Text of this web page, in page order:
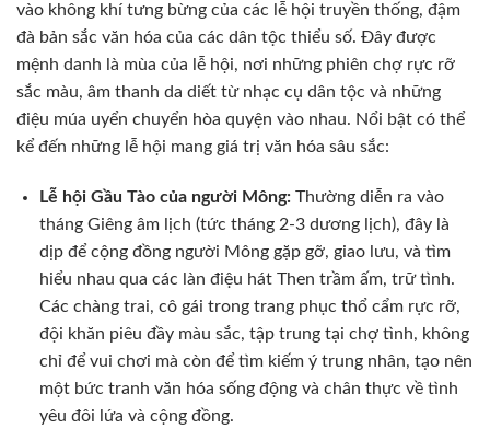
vào không khí tưng bừng của các lễ hội truyền thống, đậm
đà bản sắc văn hóa của các dân tộc thiểu số. Đây được
mệnh danh là mùa của lễ hội, nơi những phiên chợ rực rỡ
sắc màu, âm thanh da diết từ nhạc cụ dân tộc và những
điệu múa uyển chuyển hòa quyện vào nhau. Nổi bật có thể
kể đến những lễ hội mang giá trị văn hóa sâu sắc:
Lễ hội Gầu Tào của người Mông:Thường diễn ra vào
tháng Giêng âm lịch (tức tháng 2-3 dương lịch), đây là
dịp để cộng đồng người Mông gặp gỡ, giao lưu, và tìm
hiểu nhau qua các làn điệu hát Then trầm ấm, trữ tình.
Các chàng trai, cô gái trong trang phục thổ cẩm rực rỡ,
đội khăn piêu đầy màu sắc, tập trung tại chợ tình, không
chỉ để vui chơi mà còn để tìm kiếm ý trung nhân, tạo nên
một bức tranh văn hóa sống động và chân thực về tình
yêu đôi lứa và cộng đồng.